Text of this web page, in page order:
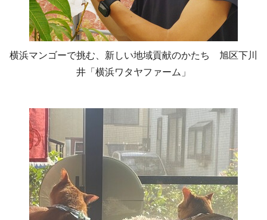
横浜マンゴーで挑む、新しい地域貢献のかたち 旭区下川
井「横浜ワタヤファーム」